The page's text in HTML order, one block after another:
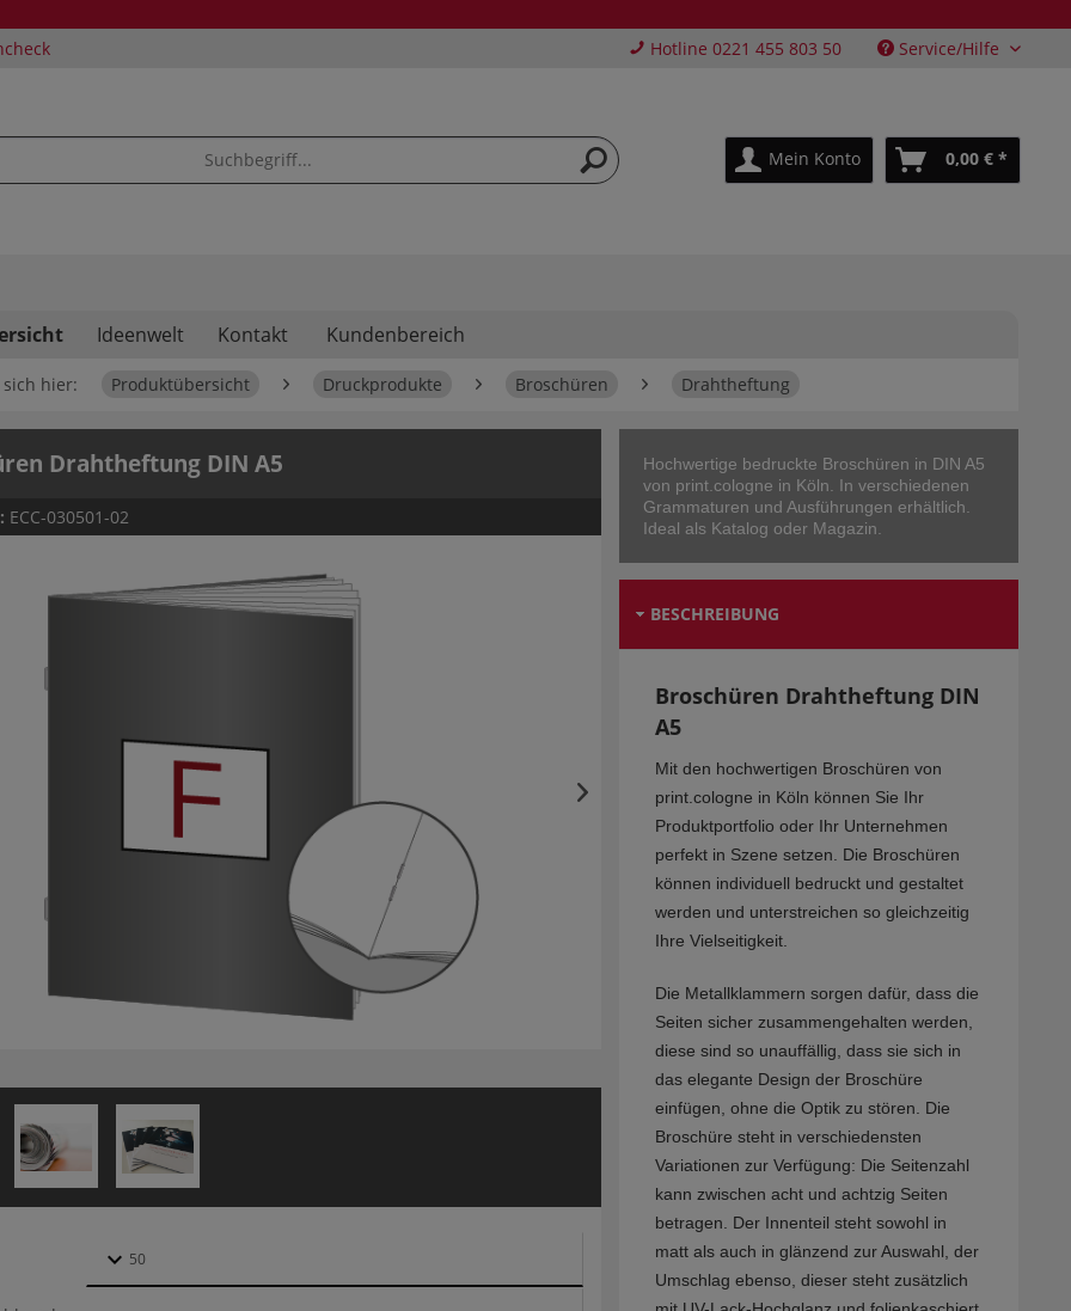
Hotline 0221 455 803 50 Service/Hilfe
Mein Konto 0,00 € *
Ideenwelt Kontakt Kundenbereich
hier: Produktübersicht Druckprodukte Broschüren Drahtheftung
Drahtheftung DIN A5
ECC-030501-02
Hochwertige bedruckte Broschüren in DIN A5
von print.cologne in Köln. In verschiedenen
Grammaturen und Ausführungen erhältlich.
Ideal als Katalog oder Magazin.
BESCHREIBUNG
Broschüren Drahtheftung DIN
A5
Mit den hochwertigen Broschüren von
print.cologne in Köln können Sie Ihr
Produktportfolio oder Ihr Unternehmen
perfekt in Szene setzen. Die Broschüren
können individuell bedruckt und gestaltet
werden und unterstreichen so gleichzeitig
Ihre Vielseitigkeit.
Die Metallklammern sorgen dafür, dass die
Seiten sicher zusammengehalten werden,
diese sind so unauffällig, dass sie sich in
das elegante Design der Broschüre
einfügen, ohne die Optik zu stören. Die
Broschüre steht in verschiedensten
Variationen zur Verfügung: Die Seitenzahl
kann zwischen acht und achtzig Seiten
betragen. Der Innenteil steht sowohl in
matt als auch in glänzend zur Auswahl, der
Umschlag ebenso, dieser steht zusätzlich